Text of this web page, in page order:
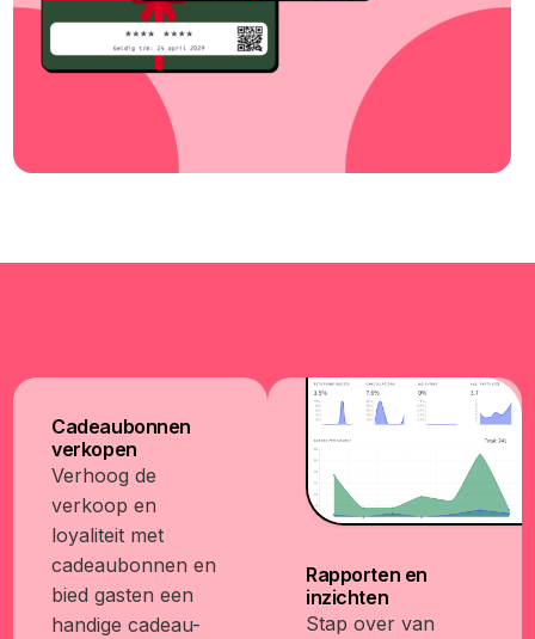
Cadeaubonnen
verkopen
Verhoog de
verkoop en
loyaliteit met
cadeaubonnen en
bied gasten een
handige cadeau-
Rapporten en
inzichten
Stap over van